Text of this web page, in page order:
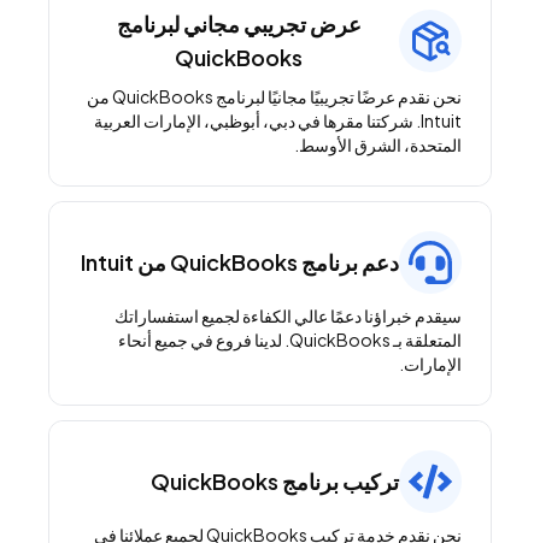
عرض تجريبي مجاني لبرنامج
QuickBooks
نحن نقدم عرضًا تجريبيًا مجانيًا لبرنامج QuickBooks من
Intuit. شركتنا مقرها في دبي، أبوظبي، الإمارات العربية
المتحدة، الشرق الأوسط.
دعم برنامج QuickBooks من Intuit
سيقدم خبراؤنا دعمًا عالي الكفاءة لجميع استفساراتك
المتعلقة بـ QuickBooks. لدينا فروع في جميع أنحاء
الإمارات.
تركيب برنامج QuickBooks
نحن نقدم خدمة تركيب QuickBooks لجميع عملائنا في